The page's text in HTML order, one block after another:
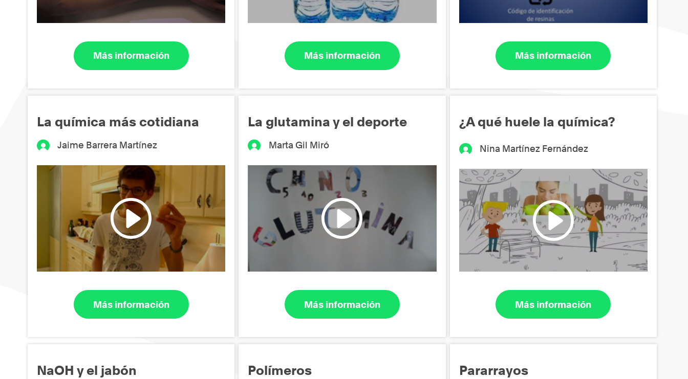
Más información Más información Más información
La química más cotidiana
Jaime Barrera Martínez
Más información
La glutamina y el deporte
Marta Gil Miró
Más información
¿A qué huele la química?
Nina Martínez Fernández
Más información
NaOH y el jabón Polímeros Pararrayos